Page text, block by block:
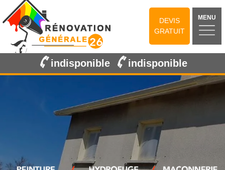
DEVIS
GRATUIT
MENU
indisponible indisponible